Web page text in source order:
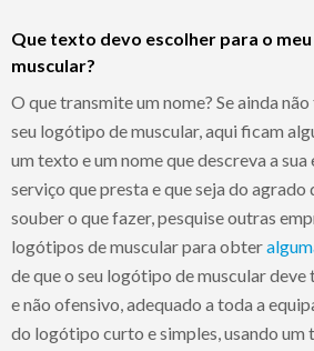
Que texto devo escolher para o
muscular?
O que transmite um nome? Se ainda
seu logótipo de muscular, aqui ficam
um texto e um nome que descreva a
serviço que presta e que seja do agrado
souber o que fazer, pesquise outras
logótipos de muscular para obter
de que o seu logótipo de muscular
e não ofensivo, adequado a toda a
do logótipo curto e simples, usando um